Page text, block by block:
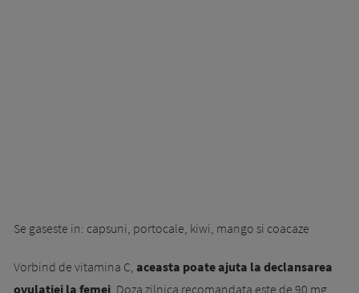
Se gaseste in: capsuni, portocale, kiwi, mango si coacaze
Vorbind de vitamina C, aceasta poate ajuta la declansarea
ovulatiei la femei . Doza zilnica recomandata este de 90 mg